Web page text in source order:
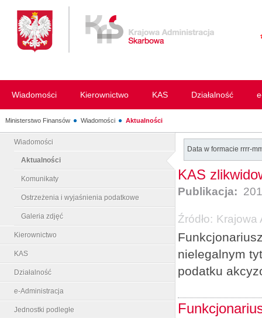
Wiadomości Kierownictwo KAS Działalność
Ministerstwo Finansów Wiadomości Aktualności
Wiadomości
Aktualności
Komunikaty
Ostrzeżenia i wyjaśnienia podatkowe
Galeria zdjęć
Kierownictwo
KAS
Działalność
e-Administracja
Jednostki podległe
Data w formacie rrrr-
KAS
Publikacja:
Źródło: Krajowa
nielegalnym
podatku